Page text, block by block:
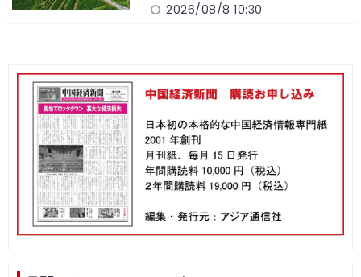
2026/08/8 10:30